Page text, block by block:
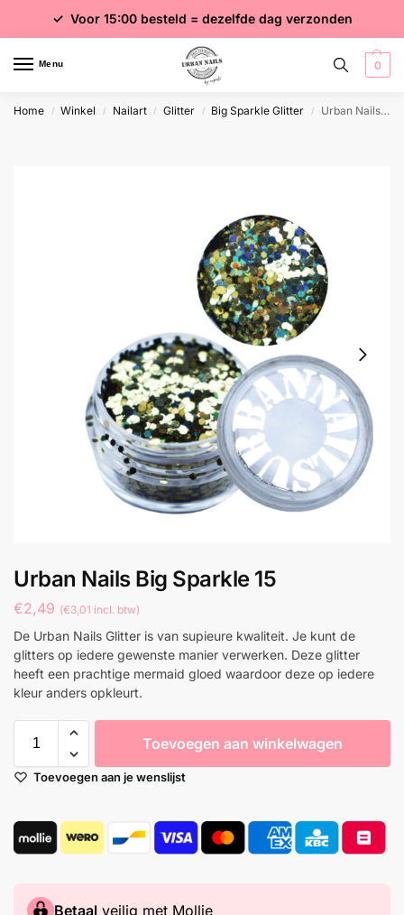
✓ Gratis verzending vanaf €75 excl. btw
✓ Voor 15:00 besteld = dezelfde dag verzonden
✓ Meer dan 4000 producten
Menu 0
Home / Winkel / Nailart / Glitter / Big Sparkle Glitter / Urban Nails Big Sparkle 15
Urban Nails Big Sparkle 15
€2,49 (€3,01 incl. btw)
De Urban Nails Glitter is van supieure kwaliteit. Je kunt de
glitters op iedere gewenste manier verwerken. Deze glitter
heeft een prachtige mermaid gloed waardoor deze op iedere
kleur anders opkleurt.
Toevoegen aan winkelwagen
Toevoegen aan je wenslijst
Betaal veilig met Mollie